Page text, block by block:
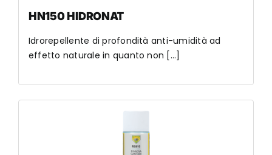
HN150 HIDRONAT
Idrorepellente di profondità anti-umidità ad
effetto naturale in quanto non [...]